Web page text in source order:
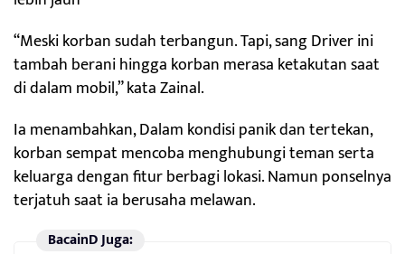
“Meski korban sudah terbangun. Tapi, sang Driver ini
tambah berani hingga korban merasa ketakutan saat
di dalam mobil,” kata Zainal.
Ia menambahkan, Dalam kondisi panik dan tertekan,
korban sempat mencoba menghubungi teman serta
keluarga dengan fitur berbagi lokasi. Namun ponselnya
terjatuh saat ia berusaha melawan.
BacainD Juga: